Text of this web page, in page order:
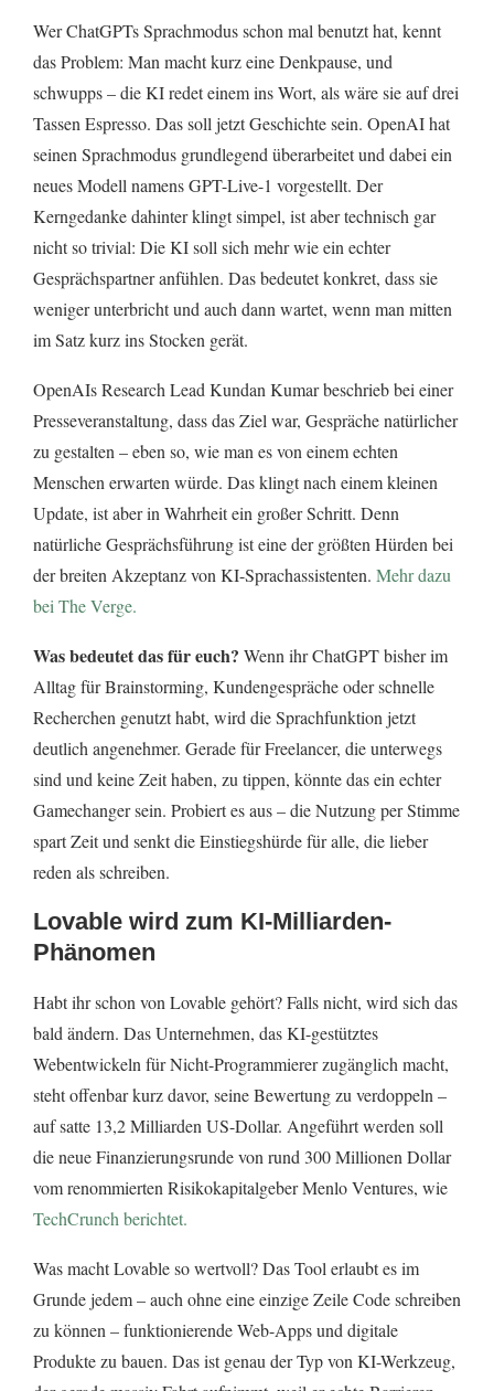
Wer ChatGPTs Sprachmodus schon mal benutzt hat, kennt
das Problem: Man macht kurz eine Denkpause, und
schwupps – die KI redet einem ins Wort, als wäre sie auf drei
Tassen Espresso. Das soll jetzt Geschichte sein. OpenAI hat
seinen Sprachmodus grundlegend überarbeitet und dabei ein
neues Modell namens GPT-Live-1 vorgestellt. Der
Kerngedanke dahinter klingt simpel, ist aber technisch gar
nicht so trivial: Die KI soll sich mehr wie ein echter
Gesprächspartner anfühlen. Das bedeutet konkret, dass sie
weniger unterbricht und auch dann wartet, wenn man mitten
im Satz kurz ins Stocken gerät.
OpenAIs Research Lead Kundan Kumar beschrieb bei einer
Presseveranstaltung, dass das Ziel war, Gespräche natürlicher
zu gestalten – eben so, wie man es von einem echten
Menschen erwarten würde. Das klingt nach einem kleinen
Update, ist aber in Wahrheit ein großer Schritt. Denn
natürliche Gesprächsführung ist eine der größten Hürden bei
der breiten Akzeptanz von KI-Sprachassistenten. Mehr dazu
bei The Verge.
Was bedeutet das für euch? Wenn ihr ChatGPT bisher im
Alltag für Brainstorming, Kundengespräche oder schnelle
Recherchen genutzt habt, wird die Sprachfunktion jetzt
deutlich angenehmer. Gerade für Freelancer, die unterwegs
sind und keine Zeit haben, zu tippen, könnte das ein echter
Gamechanger sein. Probiert es aus – die Nutzung per Stimme
spart Zeit und senkt die Einstiegshürde für alle, die lieber
reden als schreiben.
Lovable wird zum KI-Milliarden-
Phänomen
Habt ihr schon von Lovable gehört? Falls nicht, wird sich das
bald ändern. Das Unternehmen, das KI-gestütztes
Webentwickeln für Nicht-Programmierer zugänglich macht,
steht offenbar kurz davor, seine Bewertung zu verdoppeln –
auf satte 13,2 Milliarden US-Dollar. Angeführt werden soll
die neue Finanzierungsrunde von rund 300 Millionen Dollar
vom renommierten Risikokapitalgeber Menlo Ventures, wie
TechCrunch berichtet.
Was macht Lovable so wertvoll? Das Tool erlaubt es im
Grunde jedem – auch ohne eine einzige Zeile Code schreiben
zu können – funktionierende Web-Apps und digitale
Produkte zu bauen. Das ist genau der Typ von KI-Werkzeug,